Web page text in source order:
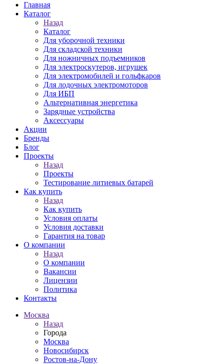
Главная
Каталог
Назад
Каталог
Для уборочной техники
Для складской техники
Для ножничных подъемников
Для электроскутеров, игрушек
Для электромобилей и гольфкаров
Для лодочных электромоторов
Для ИБП
Альтернативная энергетика
Зарядные устройства
Аксессуары
Акции
Бренды
Блог
Проекты
Назад
Проекты
Тестирование литиевых батарей
Как купить
Назад
Как купить
Условия оплаты
Условия доставки
Гарантия на товар
О компании
Назад
О компании
Вакансии
Лицензии
Политика
Контакты
Москва
Назад
Города
Москва
Новосибирск
Ростов-на-Дону